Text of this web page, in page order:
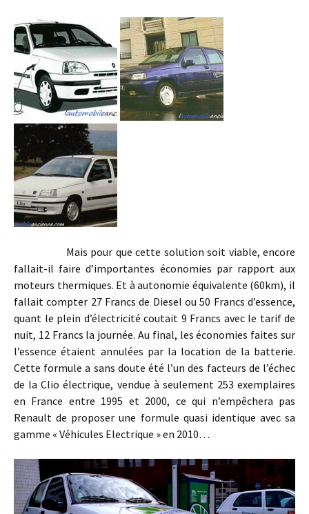
Mais pour que cette solution soit viable, encore
fallait-il faire d’importantes économies par rapport aux
moteurs thermiques. Et à autonomie équivalente (60km), il
fallait compter 27 Francs de Diesel ou 50 Francs d’essence,
quant le plein d’électricité coutait 9 Francs avec le tarif de
nuit, 12 Francs la journée. Au final, les économies faites sur
l’essence étaient annulées par la location de la batterie.
Cette formule a sans doute été l’un des facteurs de l’échec
de la Clio électrique, vendue à seulement 253 exemplaires
en France entre 1995 et 2000, ce qui n’empêchera pas
Renault de proposer une formule quasi identique avec sa
gamme « Véhicules Electrique » en 2010…